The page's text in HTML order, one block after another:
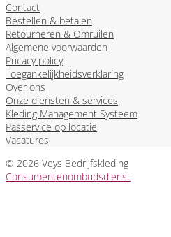
Contact
Bestellen & betalen
Retourneren & Omruilen
Algemene voorwaarden
Pricacy policy
Toegankelijkheidsverklaring
Over ons
Onze diensten & services
Kleding Management Systeem
Passervice op locatie
Vacatures
© 2026 Veys Bedrijfskleding
Consumentenombudsdienst